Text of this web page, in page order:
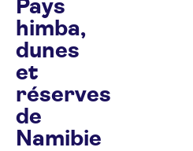
Pays
himba,
dunes
et
réserves
de
Namibie